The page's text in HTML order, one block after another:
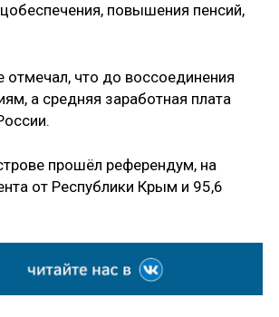
повышения пенсий,
что до воссоединения
а средняя заработная плата
прошёл референдум, на
от Республики Крым и 95,6